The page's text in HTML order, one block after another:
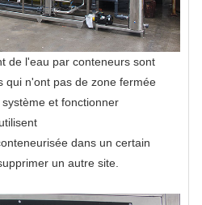
de l'eau par conteneurs sont
qui n'ont pas de zone fermée
et fonctionner
dans un certain
un autre site.